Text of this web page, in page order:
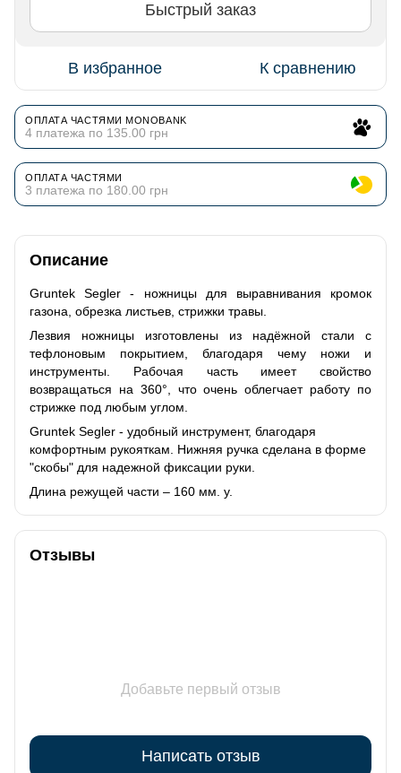
Быстрый заказ
В избранное К сравнению
ОПЛАТА ЧАСТЯМИ MONOBANK
4 платежа по 135.00 грн
ОПЛАТА ЧАСТЯМИ
3 платежа по 180.00 грн
Описание
Gruntek Segler - ножницы для выравнивания кромок
газона, обрезка листьев, стрижки травы.
Лезвия ножницы изготовлены из надёжной стали с
тефлоновым покрытием, благодаря чему ножи и
инструменты. Рабочая часть имеет свойство
возвращаться на 360°, что очень облегчает работу по
стрижке под любым углом.
Gruntek Segler - удобный инструмент, благодаря
комфортным рукояткам. Нижняя ручка сделана в форме
"скобы" для надежной фиксации руки.
Длина режущей части – 160 мм. у.
Отзывы
Добавьте первый отзыв
Написать отзыв